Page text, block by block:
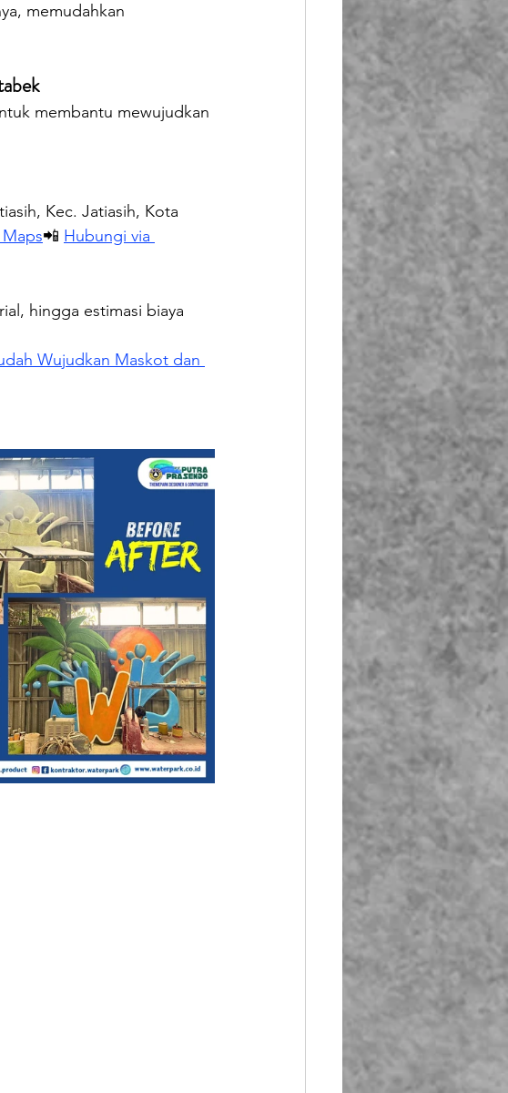
memudahkan
membantu mewujudkan
Kec. Jatiasih, Kota
📲 Hubungi via
hingga estimasi biaya
Wujudkan Maskot dan